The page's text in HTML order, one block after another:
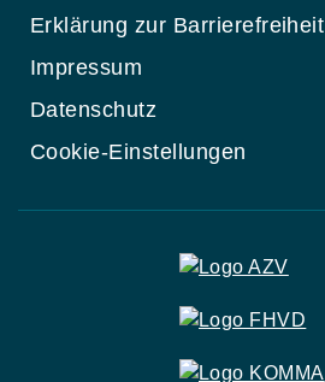
Erklärung zur Barrierefreiheit
Impressum
Datenschutz
Cookie-Einstellungen